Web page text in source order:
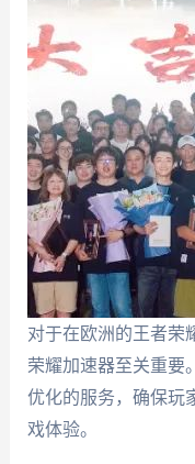
对于在欧洲的王者荣
荣耀加速器至关重要
优化的服务，确保玩
戏体验。